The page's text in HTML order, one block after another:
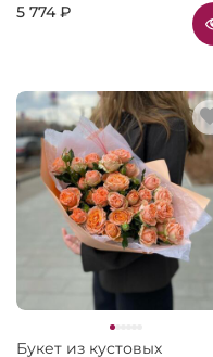
5 774 ₽
Букет из кустовых